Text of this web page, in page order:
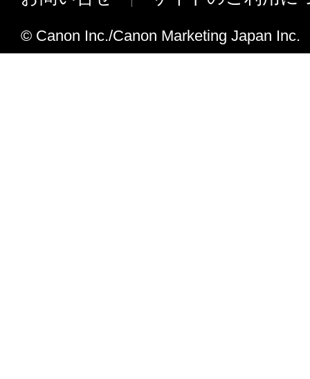
サポートOSに Windows 8 を追加しま
対応機種に新製品を追加しました。
© Canon Inc./Canon Marketing Japan Inc.